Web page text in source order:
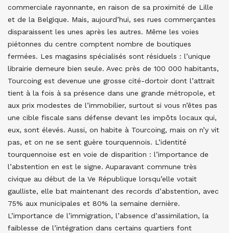
commerciale rayonnante, en raison de sa proximité de Lille
et de la Belgique. Mais, aujourd’hui, ses rues commerçantes
disparaissent les unes après les autres. Même les voies
piétonnes du centre comptent nombre de boutiques
fermées. Les magasins spécialisés sont résiduels : l’unique
librairie demeure bien seule. Avec près de 100 000 habitants,
Tourcoing est devenue une grosse cité-dortoir dont l’attrait
tient à la fois à sa présence dans une grande métropole, et
aux prix modestes de l’immobilier, surtout si vous n’êtes pas
une cible fiscale sans défense devant les impôts locaux qui,
eux, sont élevés. Aussi, on habite à Tourcoing, mais on n’y vit
pas, et on ne se sent guère tourquennois. L’identité
tourquennoise est en voie de disparition : l’importance de
l’abstention en est le signe. Auparavant commune très
civique au début de la Ve République lorsqu’elle votait
gaulliste, elle bat maintenant des records d’abstention, avec
75% aux municipales et 80% la semaine dernière.
L’importance de l’immigration, l’absence d’assimilation, la
faiblesse de l’intégration dans certains quartiers font